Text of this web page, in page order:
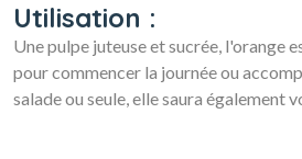
Utilisation :
Une pulpe juteuse et sucrée, l'orange
pour commencer la journée ou
salade ou seule, elle saura également